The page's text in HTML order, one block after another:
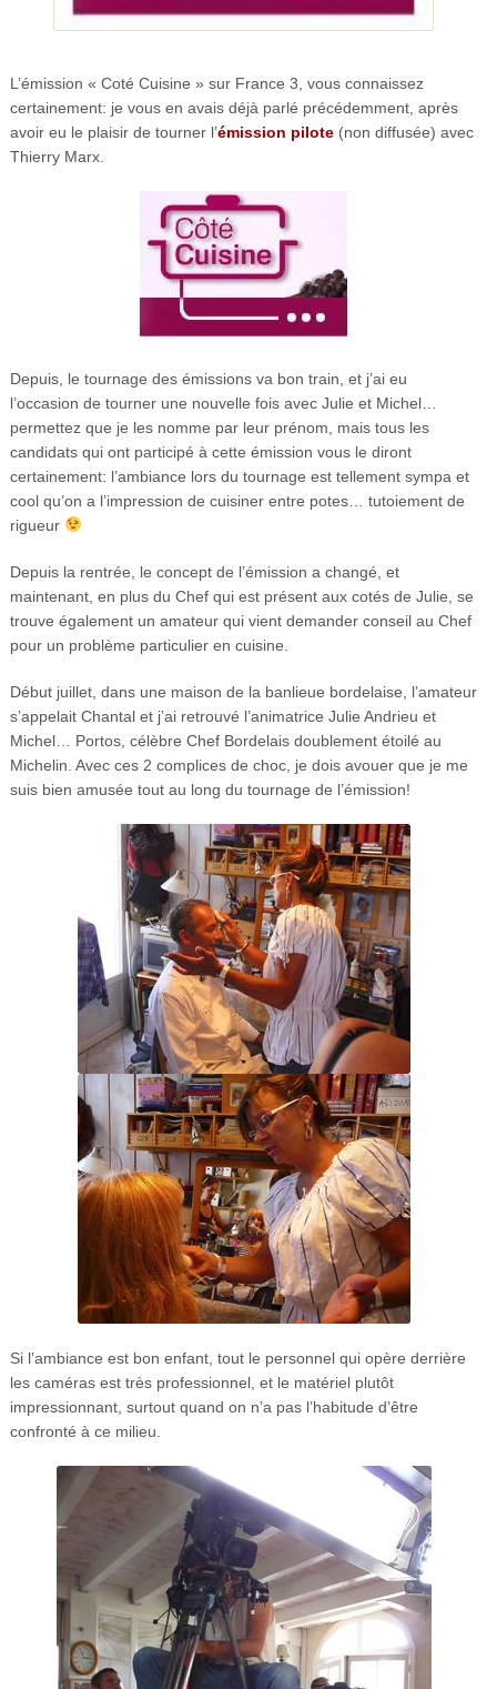
L’émission « Coté Cuisine » sur France 3, vous connaissez
certainement: je vous en avais déjà parlé précédemment, après
avoir eu le plaisir de tourner l’émission pilote(non diffusée) avec
Thierry Marx.
Depuis, le tournage des émissions va bon train, et j’ai eu
l’occasion de tourner une nouvelle fois avec Julie et Michel…
permettez que je les nomme par leur prénom, mais tous les
candidats qui ont participé à cette émission vous le diront
certainement: l’ambiance lors du tournage est tellement sympa et
cool qu’on a l’impression de cuisiner entre potes… tutoiement de
rigueur
Depuis la rentrée, le concept de l’émission a changé, et
maintenant, en plus du Chef qui est présent aux cotés de Julie, se
trouve également un amateur qui vient demander conseil au Chef
pour un problème particulier en cuisine.
Début juillet, dans une maison de la banlieue bordelaise, l’amateur
s’appelait Chantal et j’ai retrouvé l’animatrice Julie Andrieu et
Michel… Portos, célèbre Chef Bordelais doublement étoilé au
Michelin. Avec ces 2 complices de choc, je dois avouer que je me
suis bien amusée tout au long du tournage de l’émission!
Si l’ambiance est bon enfant, tout le personnel qui opère derrière
les caméras est très professionnel, et le matériel plutôt
impressionnant, surtout quand on n’a pas l’habitude d’être
confronté à ce milieu.